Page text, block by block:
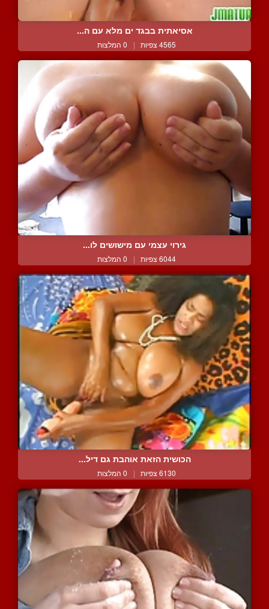
אסיאתית בבגד ים מלא עם ה...
4565 צפיות | 0 המלצות
גירוי עצמי עם מישושים לו...
6044 צפיות | 0 המלצות
הכושית הזאת אוהבת גם דיל...
6130 צפיות | 0 המלצות